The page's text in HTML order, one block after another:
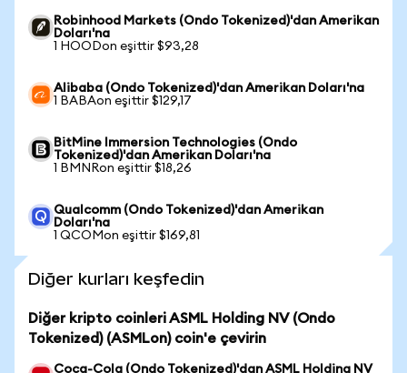
Robinhood Markets (Ondo Tokenized)'dan Amerikan
Doları'na
1 HOODon eşittir $93,28
Alibaba (Ondo Tokenized)'dan Amerikan Doları'na
1 BABAon eşittir $129,17
BitMine Immersion Technologies (Ondo
Tokenized)'dan Amerikan Doları'na
1 BMNRon eşittir $18,26
Qualcomm (Ondo Tokenized)'dan Amerikan
Doları'na
1 QCOMon eşittir $169,81
Diğer kurları keşfedin
Diğer kripto coinleri ASML Holding NV (Ondo
Tokenized) (ASMLon) coin'e çevirin
Coca-Cola (Ondo Tokenized)'dan ASML Holding NV